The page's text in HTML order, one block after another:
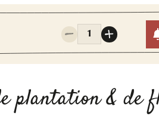
Quantité
Réduire
la
quantité
ROSIER
COMESTIBLE
la
quantité
ROSIER
plantation & de